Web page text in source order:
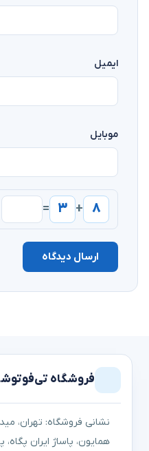
ایمیل
موبایل
۸ + ۳ =
ارسال دیدگاه
فروشگاه
نشانی فروشگاه: تهران،
همایون، پاساژ ایران پگاه،